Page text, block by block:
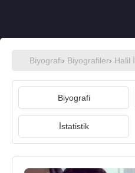
Biyografi› Biyografiler› Halil
Biyografi
İstatistik